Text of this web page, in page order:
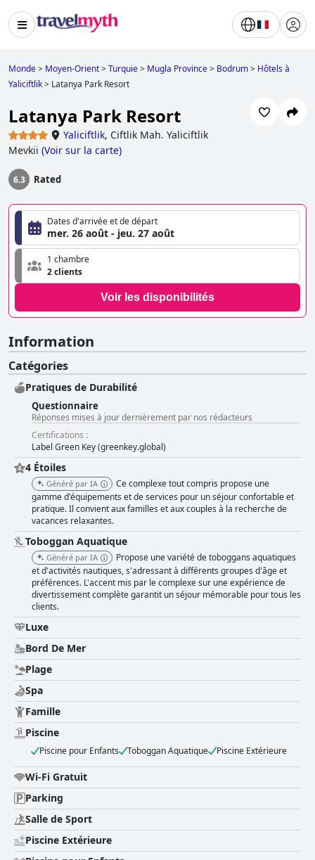
Monde> Moyen-Orient>Turquie> Mugla Province> Bodrum> Hôtels à
Yaliciftlik> Latanya Park Resort
Latanya Park Resort
Yaliciftlik, Ciftlik Mah. Yaliciftlik
Mevkii (Voir sur la carte)
6.3 Rated
Dates d'arrivée et de départ
mer. 26 août - jeu. 27 août
1 chambre
2 clients
Voir les disponibilités
Information
Catégories
Pratiques de Durabilité
Questionnaire
Réponses mises à jour dernièrement par nos rédacteurs
Certifications :
Label Green Key (greenkey.global)
4 Étoiles
Généré par IA
Ce complexe tout compris propose une
gamme d'équipements et de services pour un séjour confortable et
pratique. Il convient aux familles et aux couples à la recherche de
vacances relaxantes.
Toboggan Aquatique
Généré par IA
Propose une variété de toboggans aquatiques
et d'activités nautiques, s'adressant à différents groupes d'âge et
préférences. L'accent mis par le complexe sur une expérience de
divertissement complète garantit un séjour mémorable pour tous les
clients.
Luxe
Bord De Mer
Plage
Spa
Famille
Piscine
Piscine pour Enfants Toboggan Aquatique Piscine Extérieure
Wi-Fi Gratuit
Parking
Salle de Sport
Piscine Extérieure